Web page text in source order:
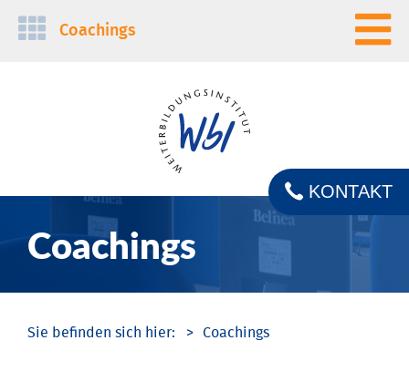
Navigation
Coachings
Coachings
KONTAKT
Coachings